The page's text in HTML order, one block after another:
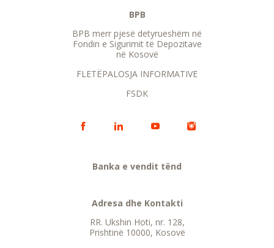
BPB
BPB merr pjesë detyrueshëm në
Fondin e Sigurimit të Depozitave
në Kosovë
FLETËPALOSJA INFORMATIVE
FSDK
Banka e vendit tënd
Adresa dhe Kontakti
RR. Ukshin Hoti, nr. 128,
Prishtinë 10000, Kosovë